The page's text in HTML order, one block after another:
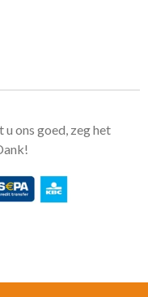
u ons goed, zeg het